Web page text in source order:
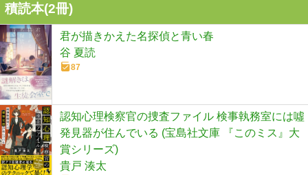
積読本(2冊)
君が描きかえた名探偵と青い春
谷 夏読
87
認知心理検察官の捜査ファイル 検事執務室には噓
発見器が住んでいる (宝島社文庫 『このミス』大
賞シリーズ)
貴戸 湊太